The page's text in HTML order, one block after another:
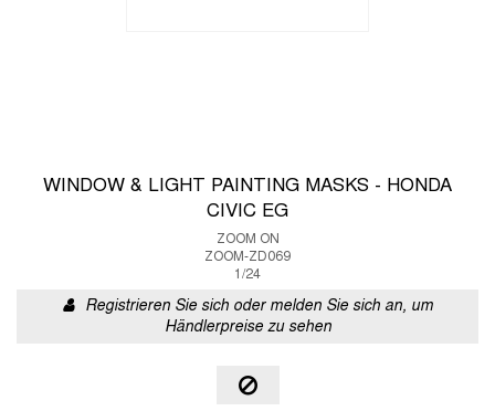
WINDOW & LIGHT PAINTING MASKS - HONDA
CIVIC EG
ZOOM ON
ZOOM-ZD069
1/24
Registrieren Sie sich oder melden Sie sich an, um
Händlerpreise zu sehen